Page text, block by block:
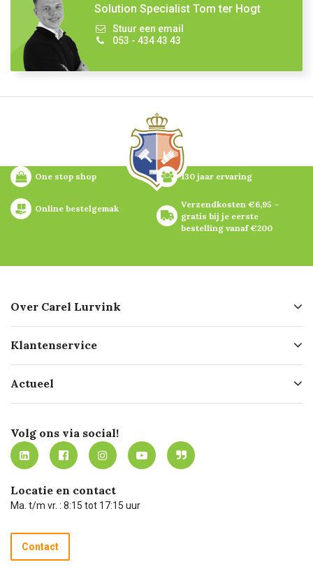
Solution Specialist Tom ter Hogt
Stuur een email
053 - 434 43 43
One stop shop 130 jaar ervaring
Online bestelgemak
Verzendkosten €6,95 –
gratis bij je eerste
bestelling vanaf €200
Over Carel Lurvink
Geschiedenis
Missie
Werken bij Carel Lurvink
MVO
Klantenservice
Bezorgen
Mijn Carel Lurvink
Mijn Carel Lurvink instructievideo's
Carel Lurvink App
Hulp op afstand
Technische dienst
Recycle programma
Betalen
Actueel
Innovation LAB
Tevreden klanten
Carel Lurvink Blog
Carel de podcast
Volg ons via social!
Locatie en contact
Ma. t/m vr. : 8:15 tot 17:15 uur
Contact